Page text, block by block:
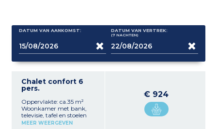
DATUM VAN AANKOMST: DATUM VAN VERTREK:
(7 NACHTEN)
Chalet confort 6
pers.
Oppervlakte: ca.35 m²
Woonkamer met bank,
televisie, tafel en stoelen
Volledig ingerichte
MEER WEERGEVEN
€ 924